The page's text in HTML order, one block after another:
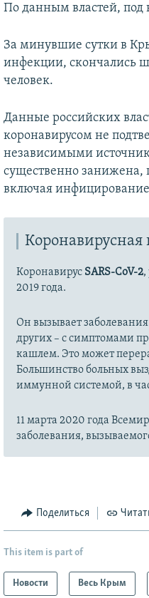
По данным властей, под
За минувшие сутки в
инфекции, скончались
человек.
Данные российских
коронавирусом не
независимыми
существенно занижена,
включая
Коронавирус SARS-CoV-2,
2019 года.
Он вызывает
других – с симптомами
кашлем. Это может
Большинство больных
иммунной системой, в
11 марта 2020 года
заболевания,
Поделиться
This item is part of
Новости Весь Крым